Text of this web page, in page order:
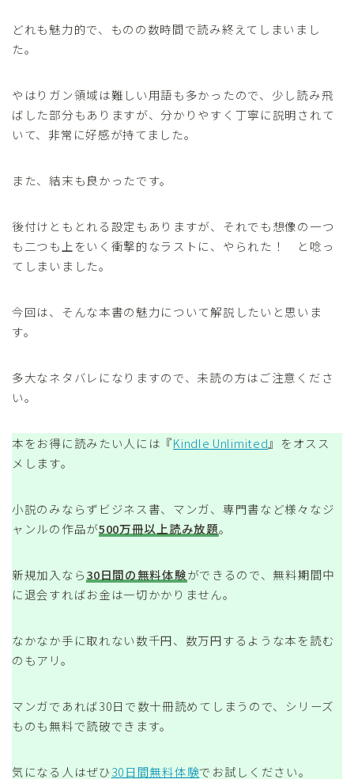
どれも魅力的で、ものの数時間で読み終えてしまいまし
た。
やはりガン領域は難しい用語も多かったので、少し読み飛
ばした部分もありますが、分かりやすく丁寧に説明されて
いて、非常に好感が持てました。
また、結末も良かったです。
後付けともとれる設定もありますが、それでも想像の一つ
も二つも上をいく衝撃的なラストに、やられた！ と唸っ
てしまいました。
今回は、そんな本書の魅力について解説したいと思いま
す。
多大なネタバレになりますので、未読の方はご注意くださ
い。
本をお得に読みたい人には『Kindle Unlimited』をオスス
メします。
小説のみならずビジネス書、マンガ、専門書など様々なジ
ャンルの作品が500万冊以上読み放題。
新規加入なら30日間の無料体験ができるので、無料期間中
に退会すればお金は一切かかりません。
なかなか手に取れない数千円、数万円するような本を読む
のもアリ。
マンガであれば30日で数十冊読めてしまうので、シリーズ
ものも無料で読破できます。
気になる人はぜひ30日間無料体験でお試しください。